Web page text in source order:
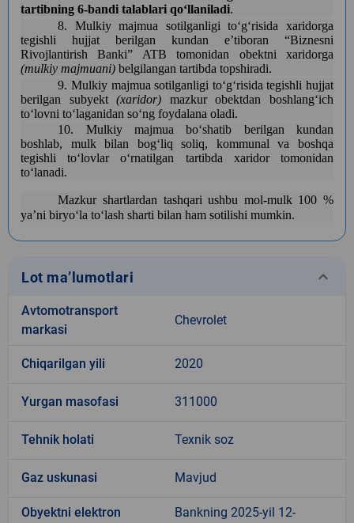
tartibning 6-bandi talablari qoʻllaniladi.
8. Mulkiy majmua sotilganligi toʻgʻrisida xaridorga
tegishli hujjat berilgan kundan eʼtiboran “Biznesni
Rivojlantirish Banki” ATB tomonidan obektni xaridorga
(mulkiy majmuani) belgilangan tartibda topshiradi.
9. Mulkiy majmua sotilganligi toʻgʻrisida tegishli hujjat
berilgan subyekt(xaridor) mazkur obektdan boshlangʻich
toʻlovni toʻlaganidan soʻng foydalana oladi.
10. Mulkiy majmua boʻshatib berilgan kundan
boshlab, mulk bilan bogʻliq soliq, kommunal va boshqa
tegishli toʻlovlar oʻrnatilgan tartibda xaridor tomonidan
toʻlanadi.
Mazkur shartlardan tashqari ushbu mol-mulk 100 %
ya’ni biryo‘la to‘lash sharti bilan ham sotilishi mumkin.
Lot ma’lumotlari keyboard_arrow_down
Avtomotransport
markasi
Chevrolet
Chiqarilgan yili 2020
Yurgan masofasi 311000
Tehnik holati Texnik soz
Gaz uskunasi Mavjud
Obyektni elektron
Bankning 2025-yil 12-